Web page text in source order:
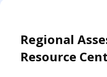
Regional
Resource